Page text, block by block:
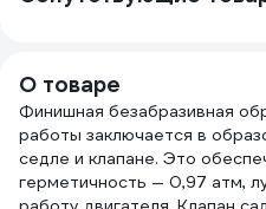
О товаре
Финишная безабразивная
работы заключается в
седле и клапане. Это
герметичность — 0,97 атм,